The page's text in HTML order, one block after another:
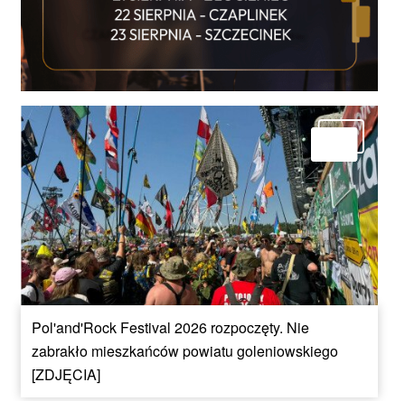
Pol'and'Rock Festival 2026 rozpoczęty. Nie
zabrakło mieszkańców powiatu goleniowskiego
[ZDJĘCIA]